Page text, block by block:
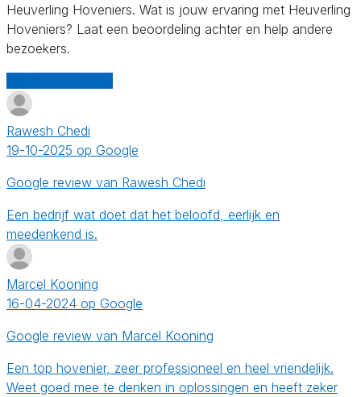
Heuverling Hoveniers. Wat is jouw ervaring met Heuverling
Hoveniers? Laat een beoordeling achter en help andere
bezoekers.
Rawesh Chedi
19-10-2025 op Google
Google review van Rawesh Chedi
Een bedrijf wat doet dat het beloofd, eerlijk en
meedenkend is.
Marcel Kooning
16-04-2024 op Google
Google review van Marcel Kooning
Een top hovenier, zeer professioneel en heel vriendelijk.
Weet goed mee te denken in oplossingen en heeft zeker